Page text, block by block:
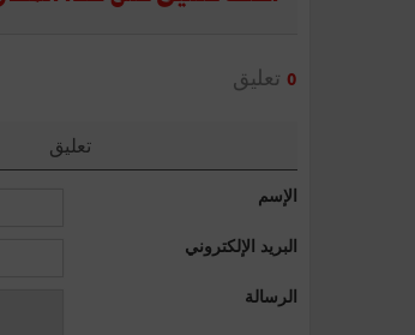
0 تعليق
تعليق
الإسم
البريد الإلكتروني
الرسالة